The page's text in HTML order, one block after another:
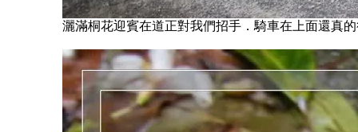
灑滿桐花迎賓在道正對我們招手．騎車在上面還真